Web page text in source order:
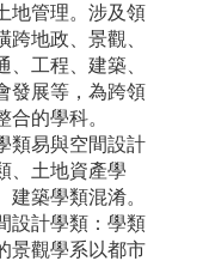
地管理。涉及領
跨地政、景觀、
、工程、建築、
發展等，為跨領
合的學科。
類易與空間設計
、土地資產學
建築學類混淆。
設計學類：學類
景觀學系以都市